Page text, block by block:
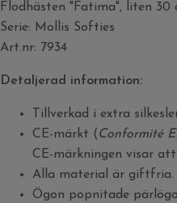
Flodhästen "Fatima", liten 30
Serie: Mollis Softies
Art.nr: 7934
Detaljerad information:
Tillverkad i extra
CE-märkt ( Conformité
CE-märkningen visar
Alla material är giftfria.
Ögon popnitade